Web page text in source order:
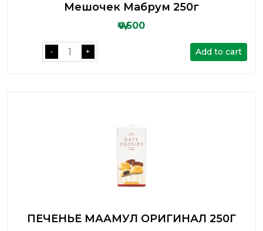
Мешочек Мабрум 250г
₩4,500
- + Add to cart
ПЕЧЕНЬЕ МААМУЛ ОРИГИНАЛ 250Г